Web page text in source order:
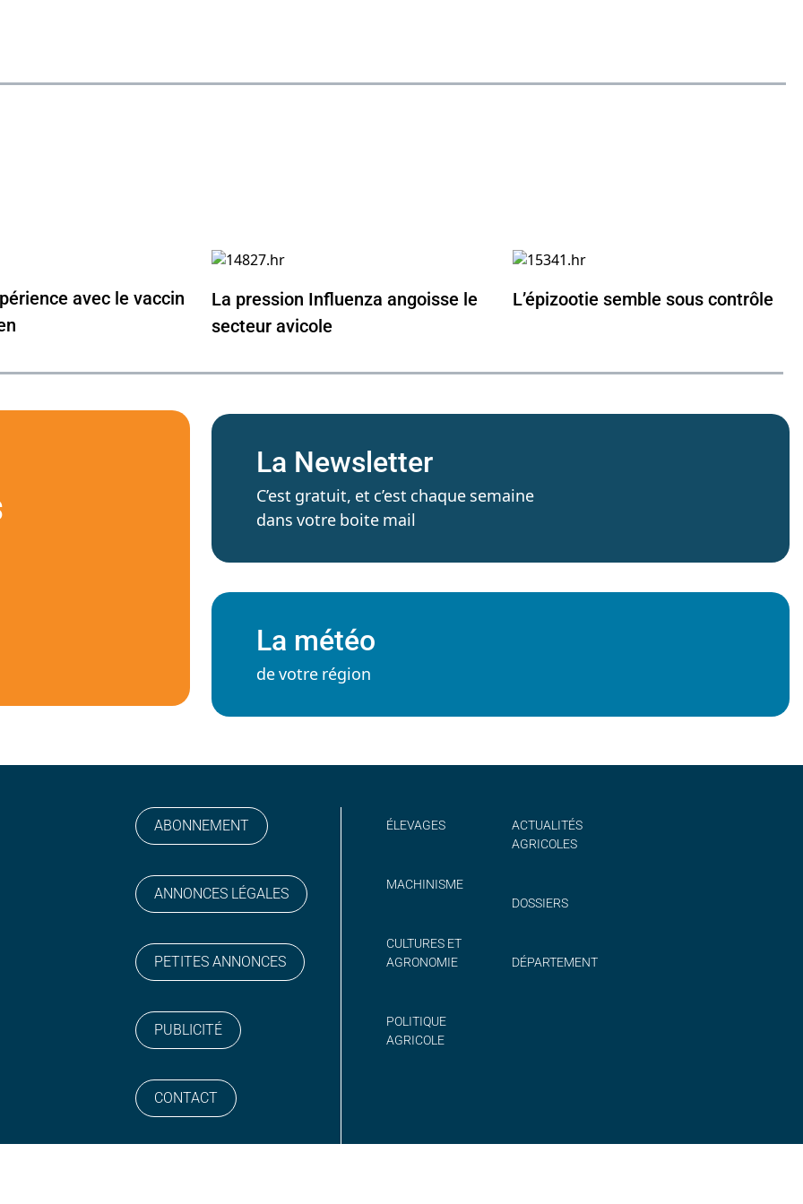
avec le vaccin
La pression Influenza angoisse le
secteur avicole
L’épizootie semble sous contrôle
La Newsletter
C’est gratuit, et c’est chaque semaine
dans votre boite mail
La météo
de votre région
ABONNEMENT
ANNONCES LÉGALES
PETITES ANNONCES
PUBLICITÉ
CONTACT
ÉLEVAGES
MACHINISME
CULTURES ET
AGRONOMIE
POLITIQUE
AGRICOLE
ACTUALITÉS
AGRICOLES
DOSSIERS
DÉPARTEMENT